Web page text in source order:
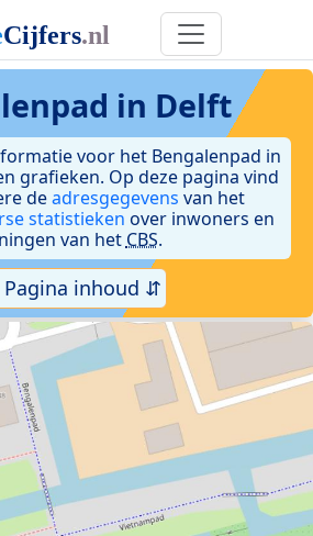
in Delft
voor het Bengalenpad in
grafieken. Op deze pagina vind
deadresgegevens van het
statistieken over inwoners en
van het CBS.
Pagina inhoud ⇵